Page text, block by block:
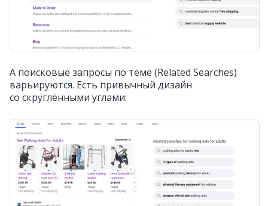
А поисковые запросы по теме (Related Searches)
варьируются. Есть привычный дизайн
со скруглёнными углами: